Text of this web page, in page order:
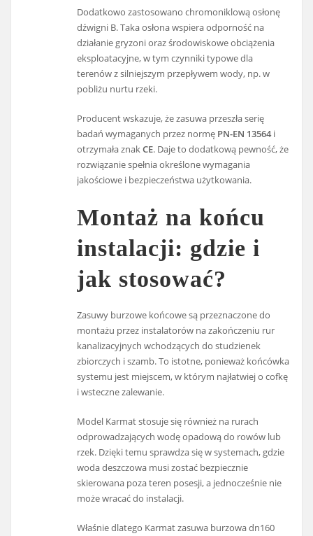
Dodatkowo zastosowano chromoniklową osłonę
dźwigni B. Taka osłona wspiera odporność na
działanie gryzoni oraz środowiskowe obciążenia
eksploatacyjne, w tym czynniki typowe dla
terenów z silniejszym przepływem wody, np. w
pobliżu nurtu rzeki.
Producent wskazuje, że zasuwa przeszła serię
badań wymaganych przez normę PN-EN 13564i
otrzymała znakCE. Daje to dodatkową pewność, że
rozwiązanie spełnia określone wymagania
jakościowe i bezpieczeństwa użytkowania.
Montaż na końcu
instalacji: gdzie i
jak stosować?
Zasuwy burzowe końcowe są przeznaczone do
montażu przez instalatorów na zakończeniu rur
kanalizacyjnych wchodzących do studzienek
zbiorczych i szamb. To istotne, ponieważ końcówka
systemu jest miejscem, w którym najłatwiej o cofkę
i wsteczne zalewanie.
Model Karmat stosuje się również na rurach
odprowadzających wodę opadową do rowów lub
rzek. Dzięki temu sprawdza się w systemach, gdzie
woda deszczowa musi zostać bezpiecznie
skierowana poza teren posesji, a jednocześnie nie
może wracać do instalacji.
Właśnie dlatego Karmat zasuwa burzowa dn160